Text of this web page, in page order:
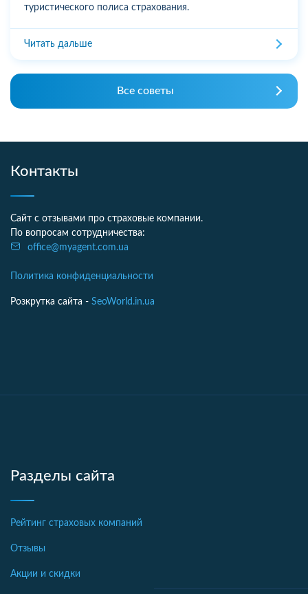
туристического полиса страхования.
Читать дальше
Все советы
Контакты
Сайт с отзывами про страховые компании.
По вопросам сотрудничества:
office@myagent.com.ua
Политика конфиденциальности
Розкрутка сайта - SeoWorld.in.ua
Разделы сайта
Рейтинг страховых компаний
Отзывы
Акции и скидки